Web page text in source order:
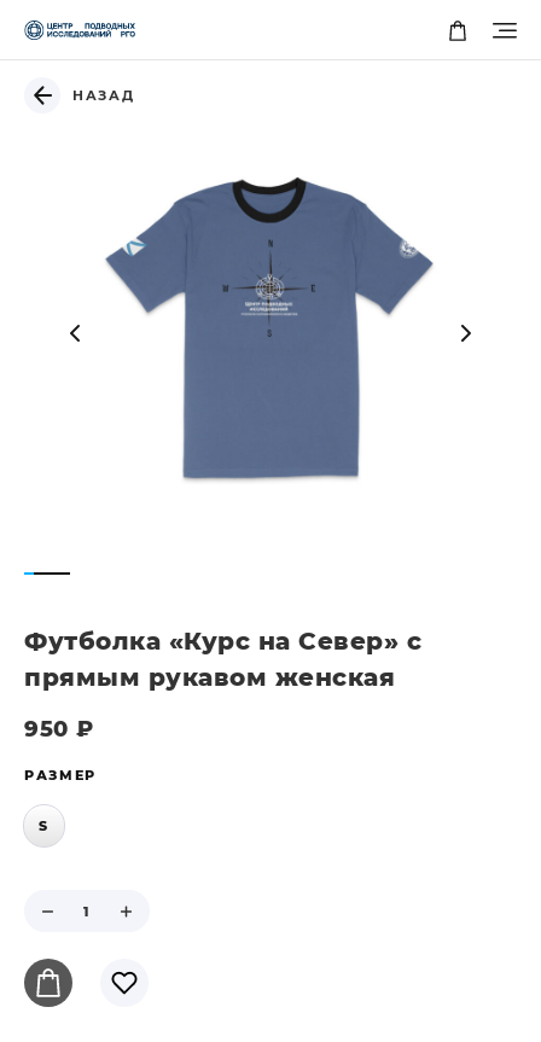
НАЗАД
Футболка «Курс на Север» с
прямым рукавом женская
950 ₽
РАЗМЕР
S